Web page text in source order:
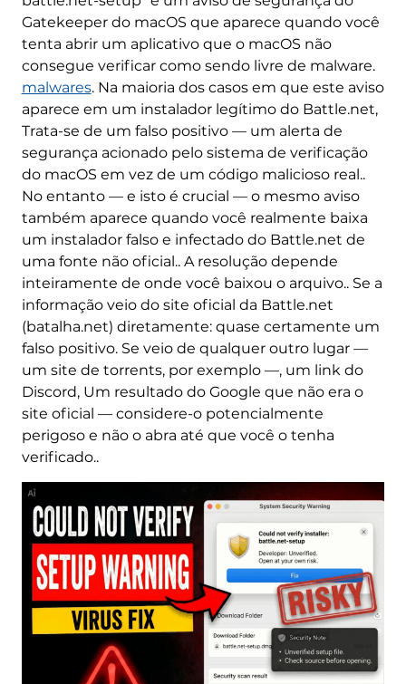
Gatekeeper do macOS que aparece quando você
tenta abrir um aplicativo que o macOS não
consegue verificar como sendo livre de malware.
malwares. Na maioria dos casos em que este aviso
aparece em um instalador legítimo do Battle.net,
Trata-se de um falso positivo — um alerta de
segurança acionado pelo sistema de verificação
do macOS em vez de um código malicioso real..
No entanto — e isto é crucial — o mesmo aviso
também aparece quando você realmente baixa
um instalador falso e infectado do Battle.net de
uma fonte não oficial.. A resolução depende
inteiramente de onde você baixou o arquivo.. Se a
informação veio do site oficial da Battle.net
(batalha.net) diretamente: quase certamente um
falso positivo. Se veio de qualquer outro lugar —
um site de torrents, por exemplo —, um link do
Discord, Um resultado do Google que não era o
site oficial — considere-o potencialmente
perigoso e não o abra até que você o tenha
verificado..